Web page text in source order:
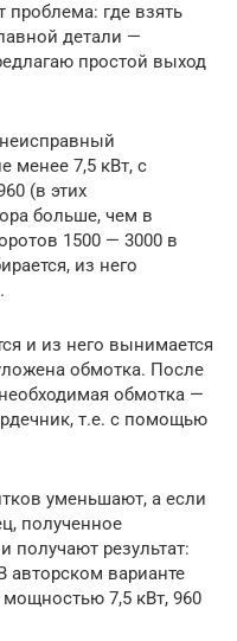
где взять
детали —
простой выход
менее 7,5 кВт, с
(в этих
больше, чем в
1500 — 3000 в
из него
и из него вынимается
обмотка. После
обмотка —
т.е. с помощью
уменьшают, а если
полученное
получают результат:
авторском варианте
мощностью 7,5 кВт, 960